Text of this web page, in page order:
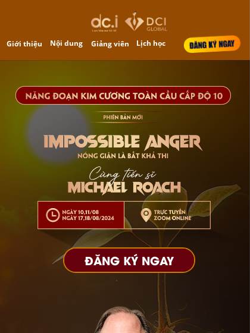
Giới thiệu Nội dung Giảng viên Lịch học
ĐĂNG KÝ NGAY